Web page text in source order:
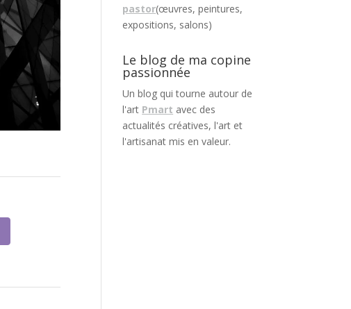
pastor(œuvres, peintures,
expositions, salons)
Le blog de ma copine
passionnée
Un blog qui tourne autour de
l'art Pmart avec des
actualités créatives, l'art et
l'artisanat mis en valeur.